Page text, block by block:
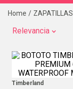
ZAPATILLAS
Relevancia
Timberland